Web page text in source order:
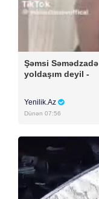
Şəmsi
yoldaşım deyil -
Yenilik.Az
Dünən 07:56